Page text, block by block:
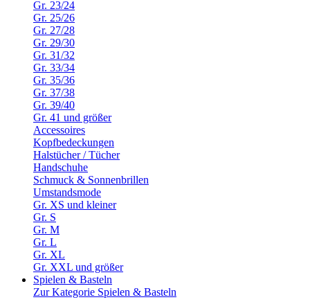
Gr. 23/24
Gr. 25/26
Gr. 27/28
Gr. 29/30
Gr. 31/32
Gr. 33/34
Gr. 35/36
Gr. 37/38
Gr. 39/40
Gr. 41 und größer
Accessoires
Kopfbedeckungen
Halstücher / Tücher
Handschuhe
Schmuck & Sonnenbrillen
Umstandsmode
Gr. XS und kleiner
Gr. S
Gr. M
Gr. L
Gr. XL
Gr. XXL und größer
Spielen & Basteln
Zur Kategorie Spielen & Basteln